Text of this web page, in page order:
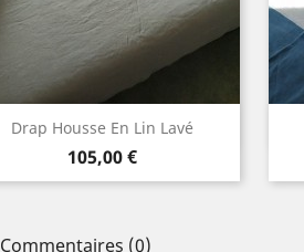
Drap Housse En Lin Lavé
Prix
105,00 €
Aperçu rapide
BlancLin
naturel
Gris
clairmoyen
Commentaires (0)